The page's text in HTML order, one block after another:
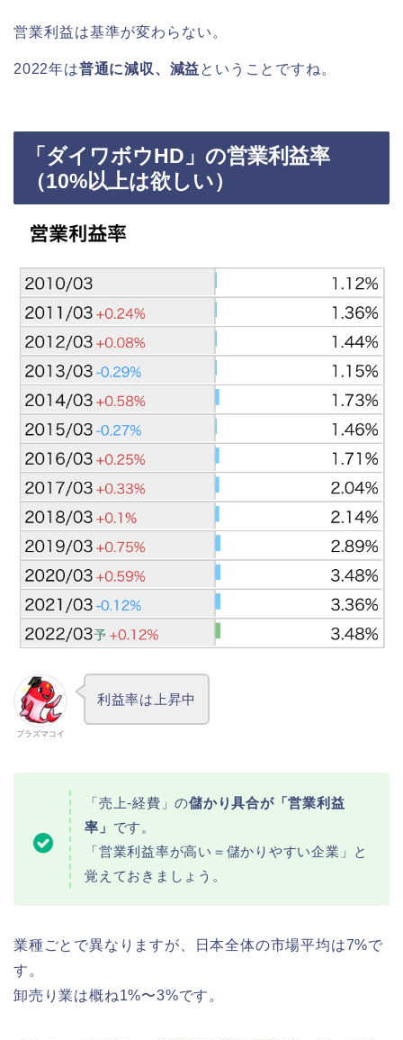
営業利益は基準が変わらない。
2022年は普通に減収、減益ということですね。
「ダイワボウHD」の営業利益率
（10%以上は欲しい）
プラズマコイ
利益率は上昇中
「売上-経費」の儲かり具合が「営業利益
率」 です。
「営業利益率が高い＝儲かりやすい企業」と
覚えておきましょう。
業種ごとで異なりますが、日本全体の市場平均は7%で
す。
卸売り業は概ね1%〜3%です。